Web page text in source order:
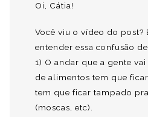
Oi, Cátia!
Você viu o vídeo do post?
entender essa confusão
1) O andar que a gente
de alimentos tem que
tem que ficar tampado
(moscas, etc).